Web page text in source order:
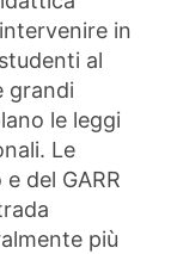
in
al
grandi
le leggi
Le
del GARR
più